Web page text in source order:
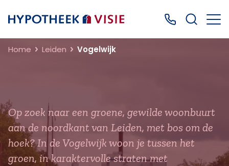
Terug naar home Bel ons: 0499
Home Leiden Vogelwijk
Op zoek naar een groene, gewilde woonbuurt
aan de noordkant van Leiden, met bos om de
hoek? In de Vogelwijk woon je tussen het
groen, in karaktervolle straten met